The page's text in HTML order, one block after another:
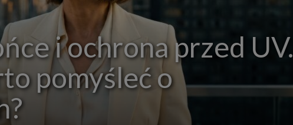
i ochrona przed UV.
pomyśleć o